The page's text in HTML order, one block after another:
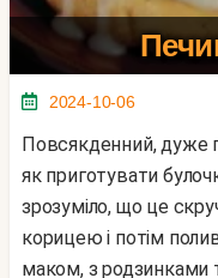
2024-10-06
Повсякденний, дуже простий і смачний рецепт здоби,
як приготувати
зрозуміло, що це
корицею і потім
маком, з родзинками